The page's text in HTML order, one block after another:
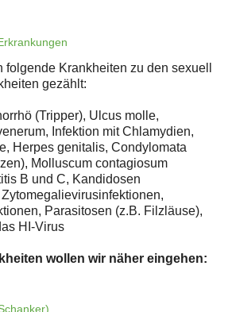
folgende Krankheiten zu den sexuell
gezählt:
(Tripper), Ulcus molle,
Infektion mit Chlamydien,
Herpes genitalis, Condylomata
Molluscum contagiosum
B und C, Kandidosen
Parasitosen (z.B. Filzläuse),
HI-Virus
wollen wir näher eingehen: